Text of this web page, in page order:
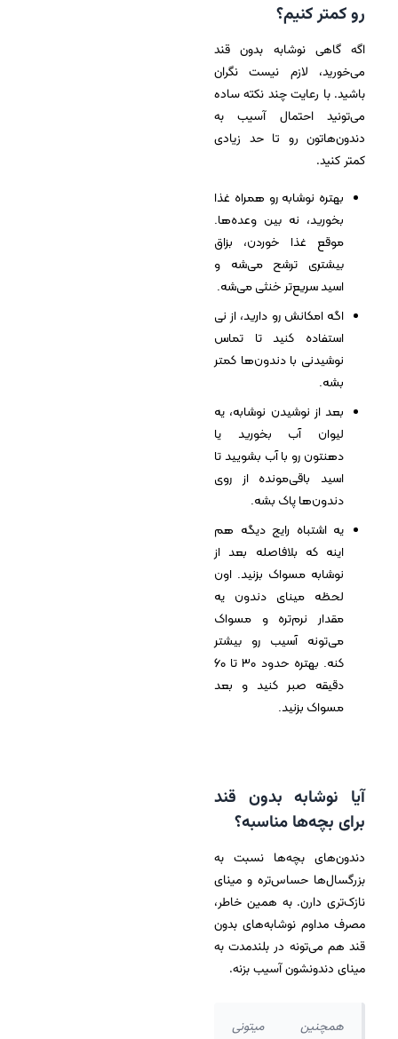
رو کمتر کنیم؟
اگه گاهی نوشابه بدون قند
می‌خورید، لازم نیست نگران
باشید. با رعایت چند نکته ساده
می‌تونید احتمال آسیب به
دندون‌هاتون رو تا حد زیادی
کمتر کنید.
بهتره نوشابه رو همراه غذا
بخورید، نه بین وعده‌ها.
موقع غذا خوردن، بزاق
بیشتری ترشح می‌شه و
اسید سریع‌تر خنثی می‌شه.
اگه امکانش رو دارید، از نی
استفاده کنید تا تماس
نوشیدنی با دندون‌ها کمتر
بشه.
بعد از نوشیدن نوشابه، یه
لیوان آب بخورید یا
دهنتون رو با آب بشویید تا
اسید باقی‌مونده از روی
دندون‌ها پاک بشه.
یه اشتباه رایج دیگه هم
اینه که بلافاصله بعد از
نوشابه مسواک بزنید. اون
لحظه مینای دندون یه
مقدار نرم‌تره و مسواک
می‌تونه آسیب رو بیشتر
کنه. بهتره حدود 30 تا 60
دقیقه صبر کنید و بعد
مسواک بزنید.
آیا نوشابه بدون قند
برای بچه‌ها مناسبه؟
دندون‌های بچه‌ها نسبت به
بزرگسال‌ها حساس‌تره و مینای
نازک‌تری دارن. به همین خاطر،
مصرف مداوم نوشابه‌های بدون
قند هم می‌تونه در بلندمدت به
مینای دندونشون آسیب بزنه.
همچنین میتونی